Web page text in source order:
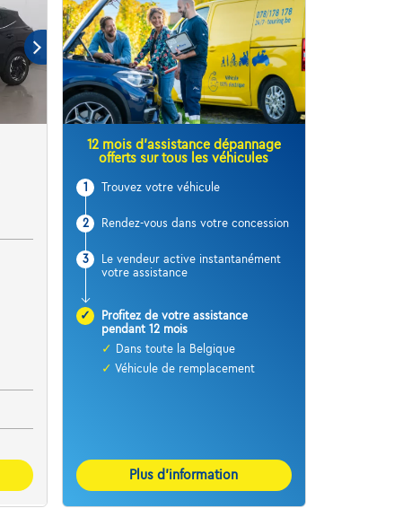
12 mois d’assistance dépannage
offerts sur tous les véhicules
1 Trouvez votre véhicule
2 Rendez-vous dans votre concession
3
Le vendeur active instantanément
votre assistance
✓
Profitez de votre assistance
pendant 12 mois
✓ Dans toute la Belgique
✓ Véhicule de remplacement
Plus d’information